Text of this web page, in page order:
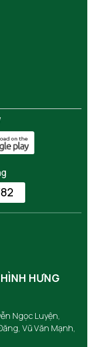
HƯNG
Ngọc Luyện,
Vũ Văn Mạnh,